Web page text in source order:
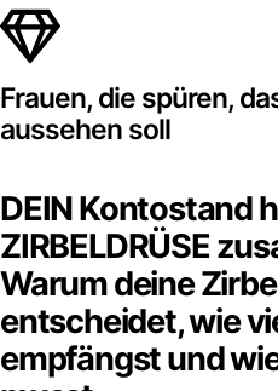
Frauen, die spüren,
aussehen soll
DEIN Kontostand
ZIRBELDRÜSE
Warum deine
entscheidet, wie
empfängst und